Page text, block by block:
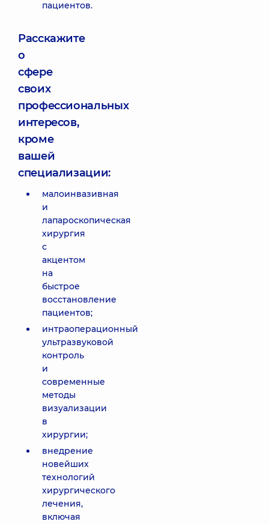
пациентов.
Расскажите
о
сфере
своих
профессиональных
интересов,
кроме
вашей
специализации:
малоинвазивная
и
лапароскопическая
хирургия
с
акцентом
на
быстрое
восстановление
пациентов;
интраоперационный
ультразвуковой
контроль
и
современные
методы
визуализации
в
хирургии;
внедрение
новейших
технологий
хирургического
лечения,
включая